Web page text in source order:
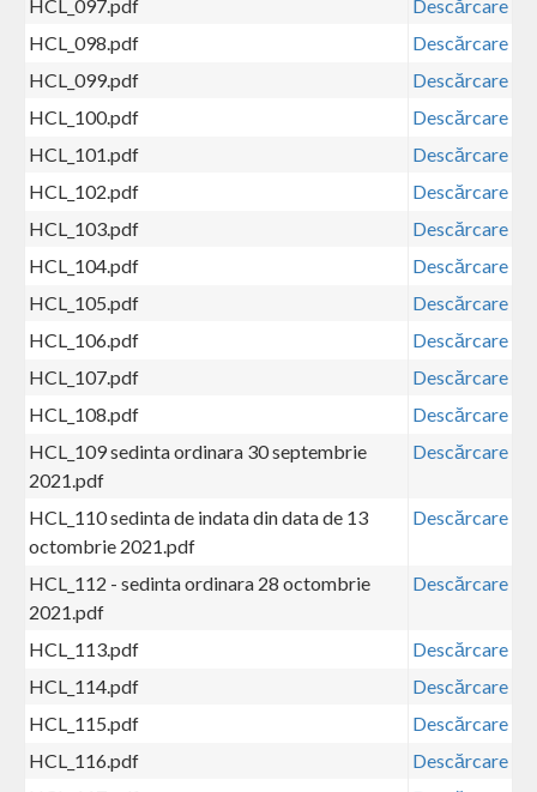
HCL_097.pdf
Descărcare
HCL_098.pdf
Descărcare
HCL_099.pdf
Descărcare
HCL_100.pdf
Descărcare
HCL_101.pdf
Descărcare
HCL_102.pdf
Descărcare
HCL_103.pdf
Descărcare
HCL_104.pdf
Descărcare
HCL_105.pdf
Descărcare
HCL_106.pdf
Descărcare
HCL_107.pdf
Descărcare
HCL_108.pdf
Descărcare
HCL_109 sedinta ordinara 30 septembrie
2021.pdf
Descărcare
HCL_110 sedinta de indata din data de 13
octombrie 2021.pdf
Descărcare
HCL_112 - sedinta ordinara 28 octombrie
2021.pdf
Descărcare
HCL_113.pdf
Descărcare
HCL_114.pdf
Descărcare
HCL_115.pdf
Descărcare
HCL_116.pdf
Descărcare